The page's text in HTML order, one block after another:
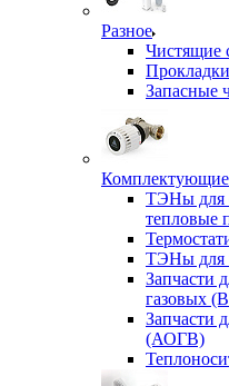
Разное
Чистящие
Запасные
ТЭНы для
тепловые
ТЭНы для
Запчасти
газовых
Запчасти
(АОГВ)